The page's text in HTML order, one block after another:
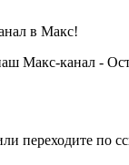
в Макс!
Макс-канал -
переходите по